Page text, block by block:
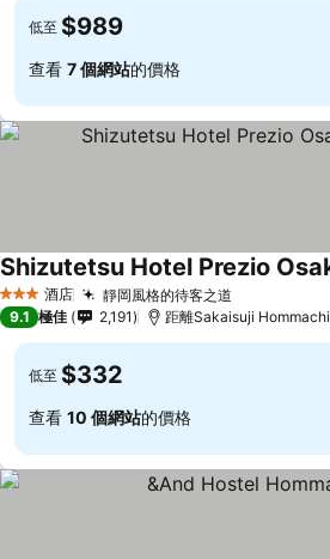
低至 $989
查看 7 個網站的價格
3 星級 酒店 靜岡風格的待客之道
Shizutetsu Hotel Prezio
9.1 極佳 2,191 距離Sakaisuji
低至 $332
查看 10 個網站的價格